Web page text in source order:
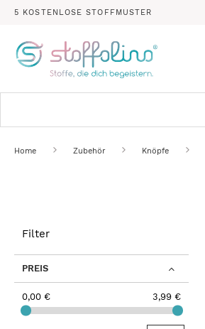
5 KOSTENLOSE STOFFMUSTER
Home Zubehör Knöpfe
Filter
PREIS
0,00 € 3,99 €